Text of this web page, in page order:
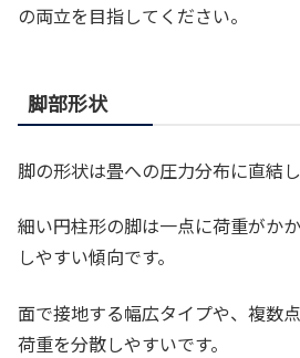
の両立を目指してください。
脚部形状
脚の形状は畳への圧力分布に直結し
細い円柱形の脚は一点に荷重がか
しやすい傾向です。
面で接地する幅広タイプや、複数
荷重を分散しやすいです。